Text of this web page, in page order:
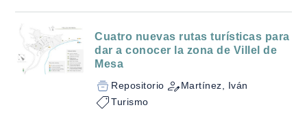
Cuatro nuevas rutas turísticas para
dar a conocer la zona de Villel de
Mesa
Repositorio
Martínez, Iván
Turismo